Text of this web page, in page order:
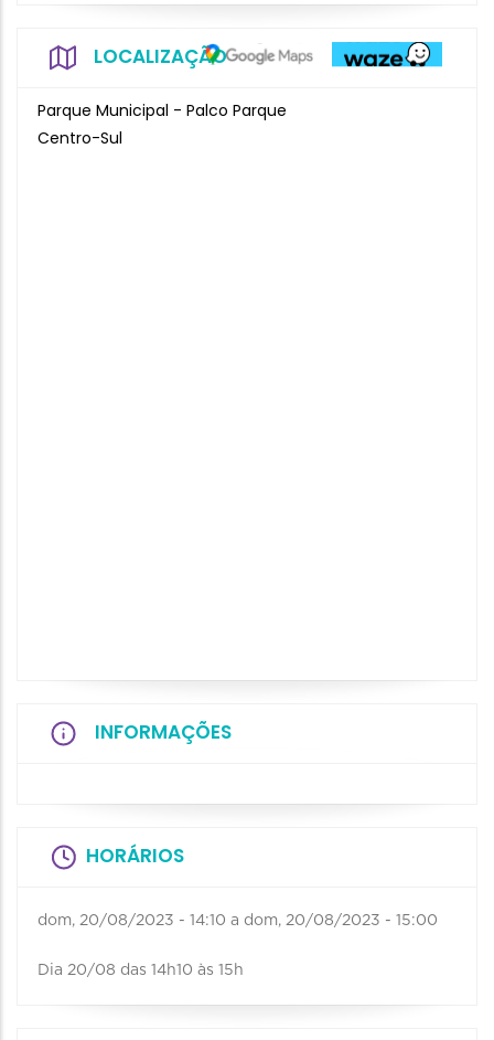
LOCALIZAÇÃO
Parque Municipal - Palco Parque
Centro-Sul
INFORMAÇÕES
HORÁRIOS
dom, 20/08/2023 - 14:10 a dom, 20/08/2023 - 15:00
Dia 20/08 das 14h10 às 15h